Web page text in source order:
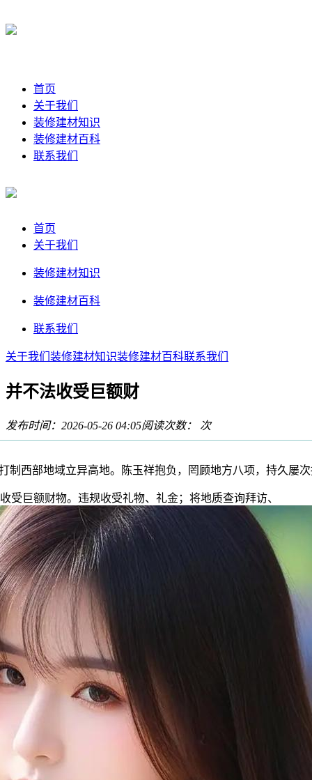
首页
关于我们
装修建材知识
装修建材百科
联系我们
首页
关于我们
装修建材知识
装修建材百科
联系我们
关于我们 装修建材知识装修建材百科联系我们
并不法收受巨额财
发布时间：2026-05-26 04:05阅读次数： 次
西部地域立异高地。陈玉祥抱负，罔顾地方八项，持久屡次
巨额财物。违规收受礼物、礼金；将地质查询拜访、